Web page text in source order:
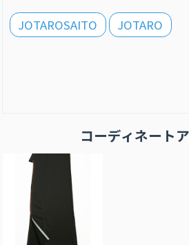
JOTAROSAITO JOTARO
コーディネート